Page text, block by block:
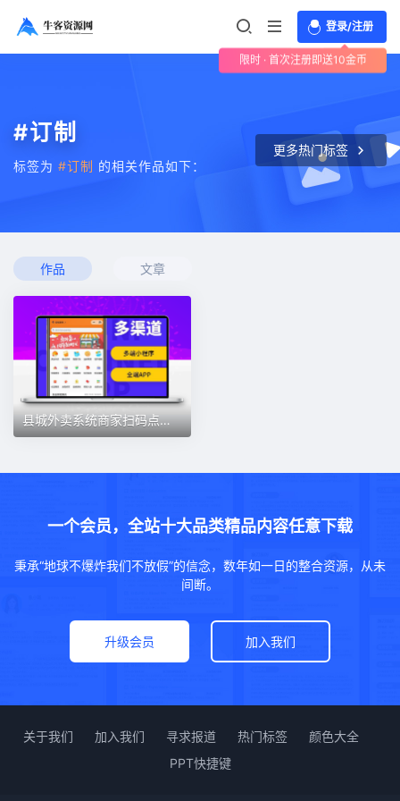
登录/注册
限时 · 首次注册即送10金币
#订制
标签为 #订制 的相关作品如下：
更多热门标签
作品 文章
县城外卖系统商家扫码点餐小程序美团APP开发订制模板源码开发
一个会员，全站十大品类精品内容任意下载
秉承“地球不爆炸我们不放假”的信念，数年如一日的整合资源，从未
间断。
升级会员 加入我们
关于我们 加入我们 寻求报道 热门标签
颜色大全
PPT快捷键